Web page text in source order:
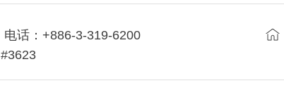
电话：+886-3-319-6200
#3623